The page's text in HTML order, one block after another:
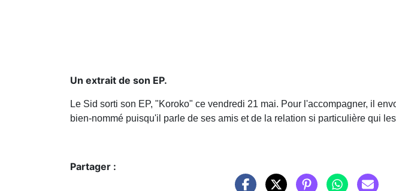
Un extrait de son EP.
Le Sid sorti son EP, "Koroko" ce vendredi 21 mai. Pour l'accompagner, il
bien-nommé puisqu'il parle de ses amis et de la relation si particulière qui
Partager :